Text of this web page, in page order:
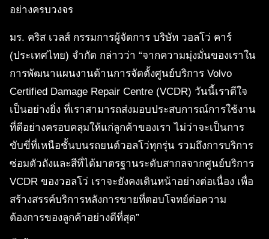
อย่างครบวงจร
มร. คริส เวลส์ กรรมการผู้จัดการ บริษัท วอลโว่ คาร์
(ประเทศไทย) จำกัด กล่าวว่า “จากความมุ่งมั่นของเราใน
การพัฒนาแผนงานด้านการจัดตั้งศูนย์บริการ Volvo
Certified Damage Repair Centre (VCDR) วันนี้เราดีใจ
เป็นอย่างยิ่ง ที่เราสามารถส่งมอบประสบการณ์การใช้งาน
ที่ดีอย่างครอบคลุมให้แก่ลูกค้าของเรา ไม่ว่าจะเป็นการ
ขับขี่ที่เหนือชั้นบนรถยนต์วอลโว่ทุกรุ่น รวมถึงการบริการ
ซ่อมตัวถังและสีที่ได้มาตรฐานระดับสากลจากศูนย์บริการ
VCDR ของวอลโว่ เราจะยังคงเดินหน้าอย่างต่อเนื่อง เพื่อ
สร้างสรรค์บริการหลังการขายที่ตอบโจทย์ต่อความ
ต้องการของลูกค้าอย่างดีที่สุด”